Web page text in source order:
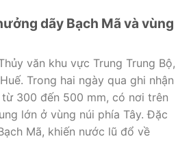
dãy Bạch Mã và vùng
văn khu vực Trung Trung Bộ,
Trong hai ngày qua ghi nhận
300 đến 500 mm, có nơi trên
lớn ở vùng núi phía Tây. Đặc
Mã, khiến nước lũ đổ về